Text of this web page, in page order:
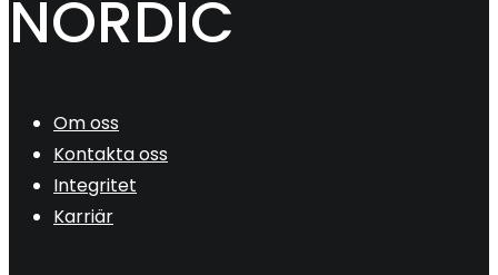
NORDIC
Om oss
Kontakta oss
Integritet
Karriär